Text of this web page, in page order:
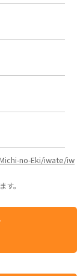
no-Eki/iwate/iw
す。